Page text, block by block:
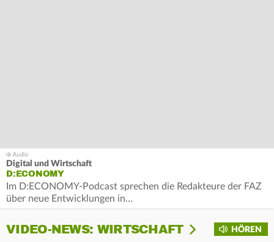
Digital und Wirtschaft
D:ECONOMY
Im D:ECONOMY-Podcast sprechen die Redakteure der FAZ
über neue Entwicklungen in…
HÖREN
VIDEO-NEWS: WIRTSCHAFT